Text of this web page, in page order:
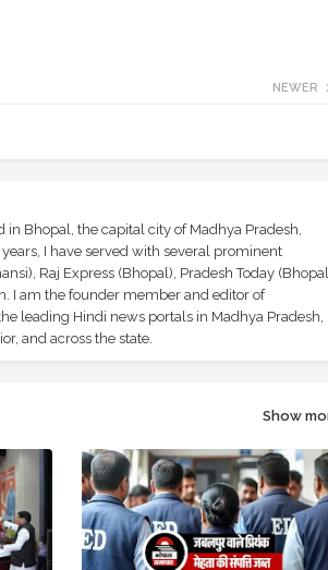
NEWER
Bhopal, the capital city of Madhya Pradesh,
I have served with several prominent
Raj Express (Bhopal), Pradesh Today
I am the founder member and editor of
leading Hindi news portals in Madhya Pradesh,
and across the state.
Show